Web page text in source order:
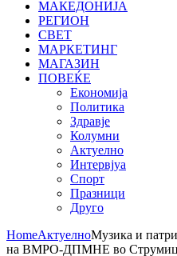
МАКЕДОНИЈА
РЕГИОН
СВЕТ
МАРКЕТИНГ
МАГАЗИН
ПОВЕЌЕ
Економија
Политика
Здравје
Колумни
Актуелно
Интервјуа
Спорт
Празници
Друго
HomeАктуелноМузика и
на ВМРО-ДПМНЕ во